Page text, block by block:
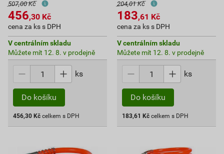
507,00 Kč
456,30 Kč
cena za ks s DPH
V centrálním skladu
Můžete mít 12. 8. v prodejně
ks
Do košíku
456,30 Kč celkem s DPH
204,01 Kč
183,61 Kč
cena za ks s DPH
V centrálním skladu
Můžete mít 12. 8. v prodejně
ks
Do košíku
183,61 Kč celkem s DPH